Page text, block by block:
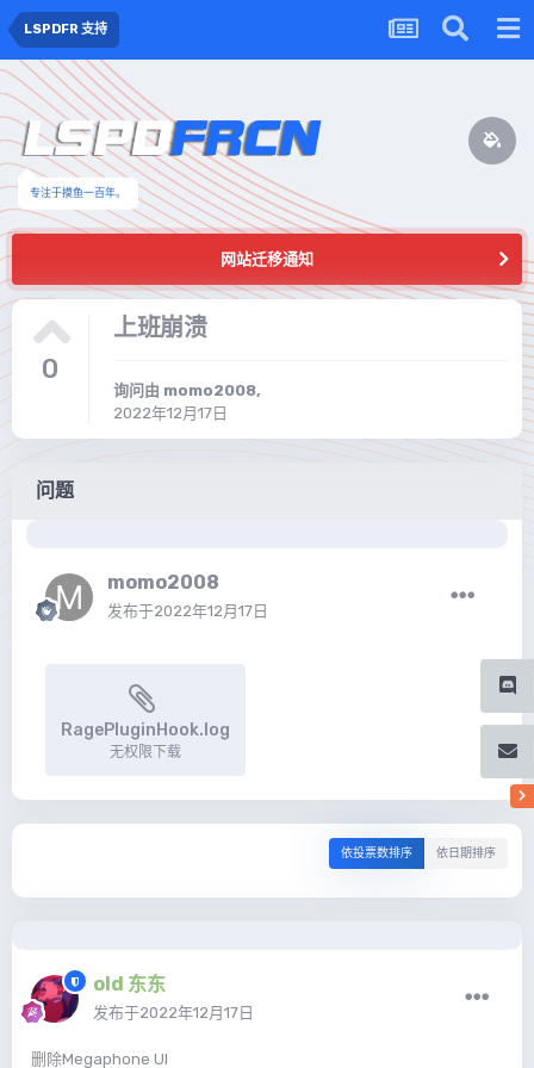
LSPDFR 支持
专注于摸鱼一百年。
网站迁移通知
0
上班崩溃
询问由 momo2008,
2022年12月17日
问题
momo2008
发布于2022年12月17日
RagePluginHook.log
无权限下载
依投票数排序 依日期排序
old 东东
发布于2022年12月17日
删除Megaphone UI